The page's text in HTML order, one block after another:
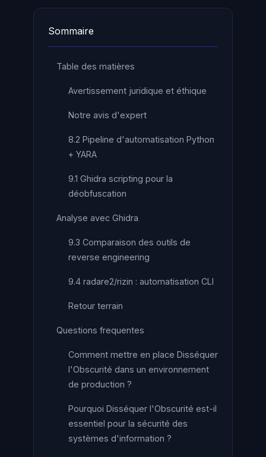
Sommaire
Table des matières
Avertissement juridique et éthique
Notre avis d'expert
8.2 Pipeline d'automatisation Python
+ YARA
9.1 Ghidra scripting pour la
déobfuscation
Analyse avec Ghidra
9.3 Comparaison des outils de
reverse engineering
9.4 radare2/rizin : automatisation CLI
Retour terrain
Questions frequentes
Comment mettre en place Disséquer
l'Obscurité dans un environnement
de production ?
Pourquoi Disséquer l'Obscurité est-il
essentiel pour la sécurité des
systèmes d'information ?